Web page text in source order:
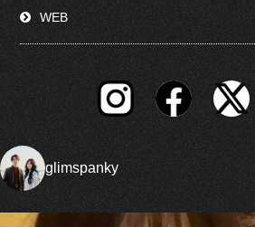
WEB
glimspanky